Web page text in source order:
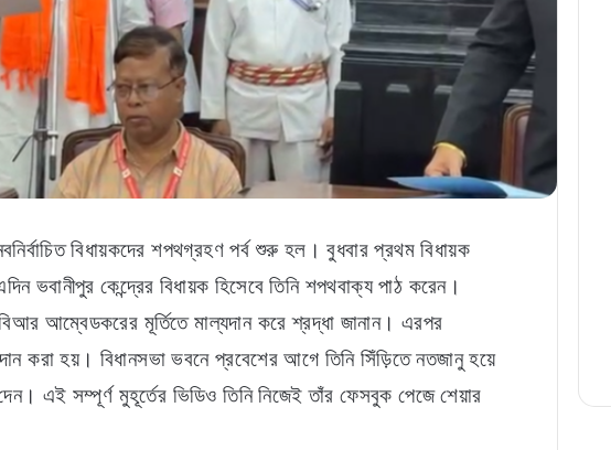
বিধায়কদের শপথগ্রহণ পর্ব শুরু হল। বুধবার প্রথম বিধায়ক
ভবানীপুর কেন্দ্রের বিধায়ক হিসেবে তিনি শপথবাক্য পাঠ করেন।
আম্বেডকরের মূর্তিতে মাল্যদান করে শ্রদ্ধা জানান। এরপর
করা হয়। বিধানসভা ভবনে প্রবেশের আগে তিনি সিঁড়িতে নতজানু হয়ে
এই সম্পূর্ণ মুহূর্তের ভিডিও তিনি নিজেই তাঁর ফেসবুক পেজে শেয়ার